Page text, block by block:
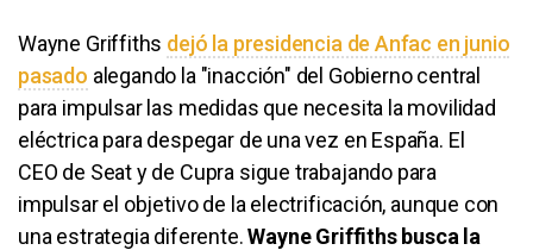
Wayne Griffiths dejó la presidencia de Anfac en junio
pasado alegando la "inacción" del Gobierno central
para impulsar las medidas que necesita la movilidad
eléctrica para despegar de una vez en España. El
CEO de Seat y de Cupra sigue trabajando para
impulsar el objetivo de la electrificación, aunque con
una estrategia diferente.Wayne Griffiths busca la